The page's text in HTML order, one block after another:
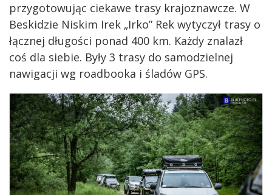
przygotowując ciekawe trasy krajoznawcze. W
Beskidzie Niskim Irek „Irko” Rek wytyczył trasy o
łącznej długości ponad 400 km. Każdy znalazł
coś dla siebie. Były 3 trasy do samodzielnej
nawigacji wg roadbooka i śladów GPS.